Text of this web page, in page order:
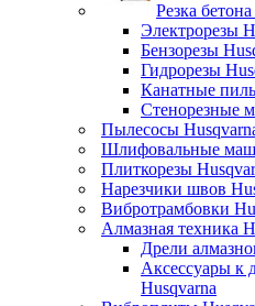
Резка
Электрорезы
Бензорезы
Гидрорезы
Канатные
Стенорезные
Пылесосы
Шлифовальные
Плиткорезы
Нарезчики швов
Вибротрамбовки
Алмазная техника
Дрели
Аксессуары к
Husqvarna